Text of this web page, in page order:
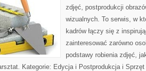
zdjęć, postprodukcji
wizualnych. To serwis, w
kadrów łączy się z
zainteresować zarówno
podstawy robienia zdjęć,
Kategorie: Edycja i Postprodukcja i Sprzęt